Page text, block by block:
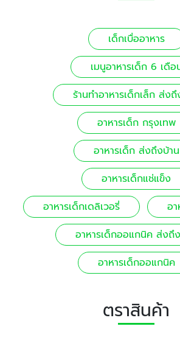
เด็กเบื่ออาหาร
เมนูอาหารเด็ก 6 เดือ
ร้านทำอาหารเด็กเล็ก ส่ง
อาหารเด็ก กรุงเทพ
อาหารเด็ก ส่งถึงบ้าน
อาหารเด็กแช่แข็ง
อาหารเด็กเดลิเวอรี่
อ
อาหารเด็กออแกนิค ส่งถึ
อาหารเด็กออแกนิค
ตราสินค้า